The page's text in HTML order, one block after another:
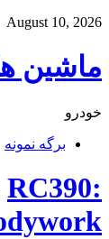
August 10, 2026
ماشین
خودرو
برگه نمونه
RC390: